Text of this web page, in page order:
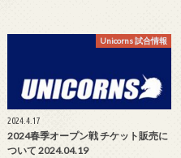
Unicorns 試合情報
2024.4.17
2024春季オープン戦 チケット販売に
ついて 2024.04.19